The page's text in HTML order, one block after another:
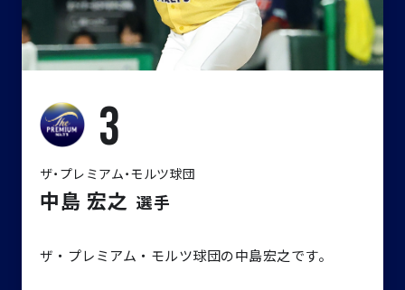
3
ザ・プレミアム・モルツ球団
中島 宏之 選手
ザ・プレミアム・モルツ球団の中島宏之です。